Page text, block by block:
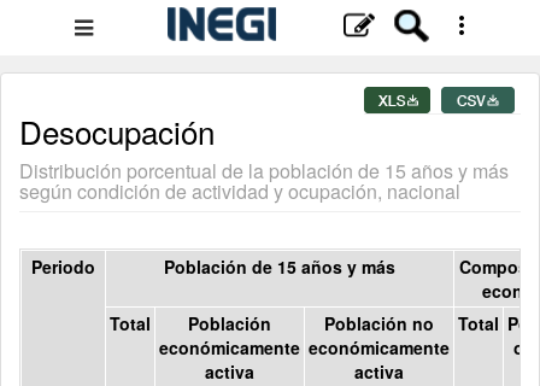
Menú
Desocupación
Distribución porcentual de la población de 15 años y más
según condición de actividad y ocupación, nacional
Periodo Población de 15 años y más
Total
Población
económicamente
activa
Población no
económicamente
activa
Total